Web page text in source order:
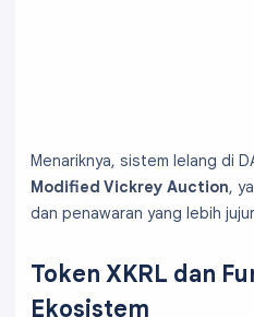
Menariknya, sistem lelang di
Modified Vickrey Auction,
dan penawaran yang lebih
Token XKRL dan
Ekosistem